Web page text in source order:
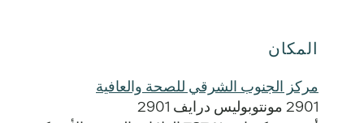
المكان
مركز الجنوب الشرقي للصحة والعافية
2901 مونتوبوليس درايف 2901